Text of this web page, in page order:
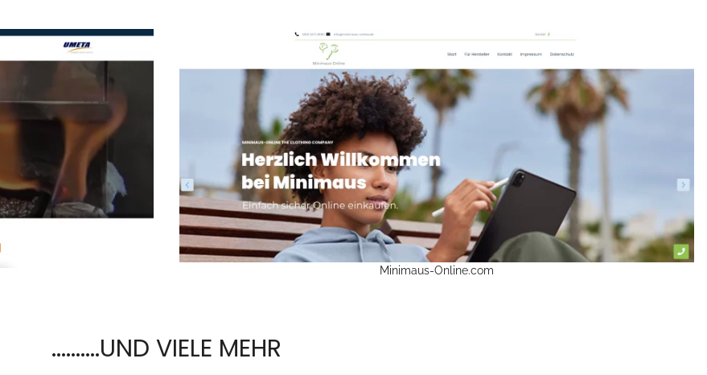
Minimaus-Online.com
..........UND VIELE MEHR